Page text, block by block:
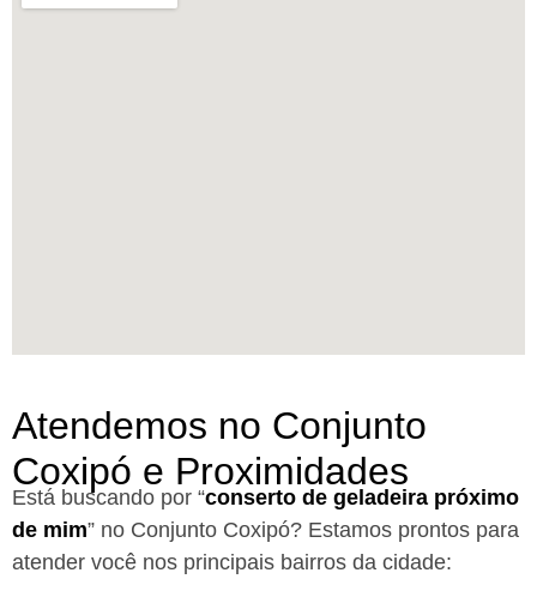
Atendemos no Conjunto
Coxipó e Proximidades
Está buscando por “conserto de geladeira próximo
de mim” no Conjunto Coxipó? Estamos prontos para
atender você nos principais bairros da cidade: